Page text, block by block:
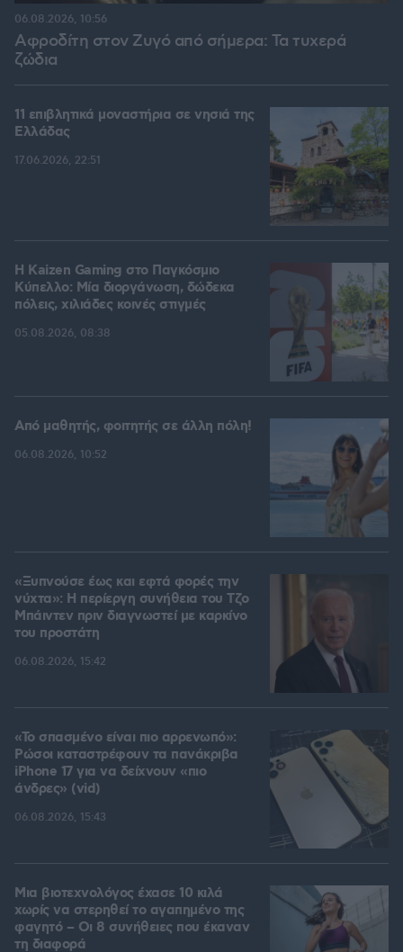
Αφροδίτη στον Ζυγό από σήμερα: Τα τυχερά
ζώδια
06.08.2026, 10:56
11 επιβλητικά μοναστήρια σε νησιά της
Ελλάδας
17.06.2026, 22:51
H Kaizen Gaming στο Παγκόσμιο
Kύπελλο: Μία διοργάνωση, δώδεκα
πόλεις, χιλιάδες κοινές στιγμές
05.08.2026, 08:38
Από μαθητής, φοιτητής σε άλλη πόλη!
06.08.2026, 10:52
«Ξυπνούσε έως και εφτά φορές την
νύχτα»: Η περίεργη συνήθεια του Τζο
Μπάιντεν πριν διαγνωστεί με καρκίνο
του προστάτη
06.08.2026, 15:42
«Το σπασμένο είναι πιο αρρενωπό»:
Ρώσοι καταστρέφουν τα πανάκριβα
iPhone 17 για να δείχνουν «πιο
άνδρες» (vid)
06.08.2026, 15:43
Μια βιοτεχνολόγος έχασε 10 κιλά
χωρίς να στερηθεί το αγαπημένο της
φαγητό – Οι 8 συνήθειες που έκαναν
τη διαφορά